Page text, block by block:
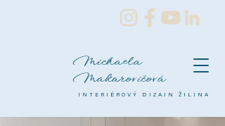
Michaela
Makarovičová
INTERIÉROVÝ DIZAJN ŽILINA